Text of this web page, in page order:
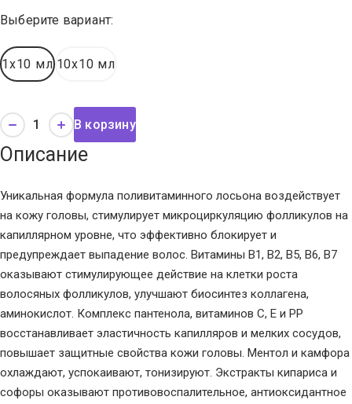
Выберите вариант:
1x10 мл 10x10 мл
В корзину
Описание
Уникальная формула поливитаминного лосьона воздействует
на кожу головы, стимулирует микроциркуляцию фолликулов на
капиллярном уровне, что эффективно блокирует и
предупреждает выпадение волос. Витамины В1, В2, В5, В6, В7
оказывают стимулирующее действие на клетки роста
волосяных фолликулов, улучшают биосинтез коллагена,
аминокислот. Комплекс пантенола, витаминов С, Е и РР
восстанавливает эластичность капилляров и мелких сосудов,
повышает защитные свойства кожи головы. Ментол и камфора
охлаждают, успокаивают, тонизируют. Экстракты кипариса и
софоры оказывают противовоспалительное, антиоксидантное